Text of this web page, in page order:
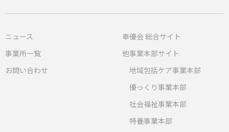
ニュース
事業所一覧
お問い合わせ
奉優会 総合サイト
他事業本部サイト
地域包括ケア事業本部
優っくり事業本部
社会福祉事業本部
特養事業本部